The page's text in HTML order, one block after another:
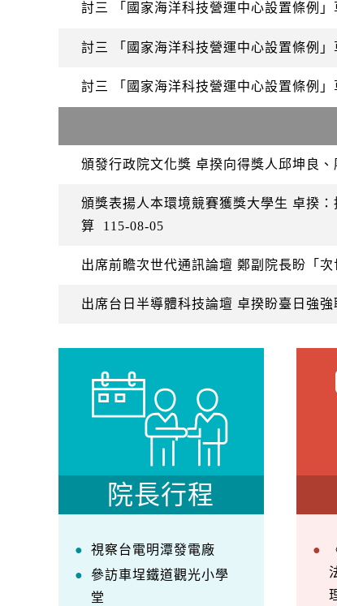
討三 「國家海洋科技營運中心設置條例
討三 「國家海洋科技營運中心設置條例
討三 「國家海洋科技營運中心設置條例
頒發行政院文化獎 卓揆向得獎人邱坤良
頒獎表揚人本環境競賽獲獎大學生 卓揆
算
115-08-05
出席前瞻次世代通訊論壇 鄭副院長盼「
出席台日半導體科技論壇 卓揆盼臺日強
院長行程
視察台電明潭發電廠
參訪車埕鐵道觀光小學
堂